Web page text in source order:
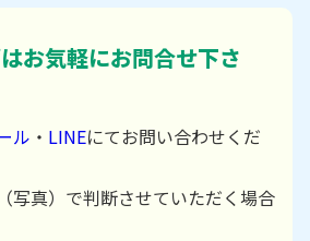
お気軽にお問合せ下さ
ル ・ LINEにてお問い合わせくだ
写真）で判断させていただく場合